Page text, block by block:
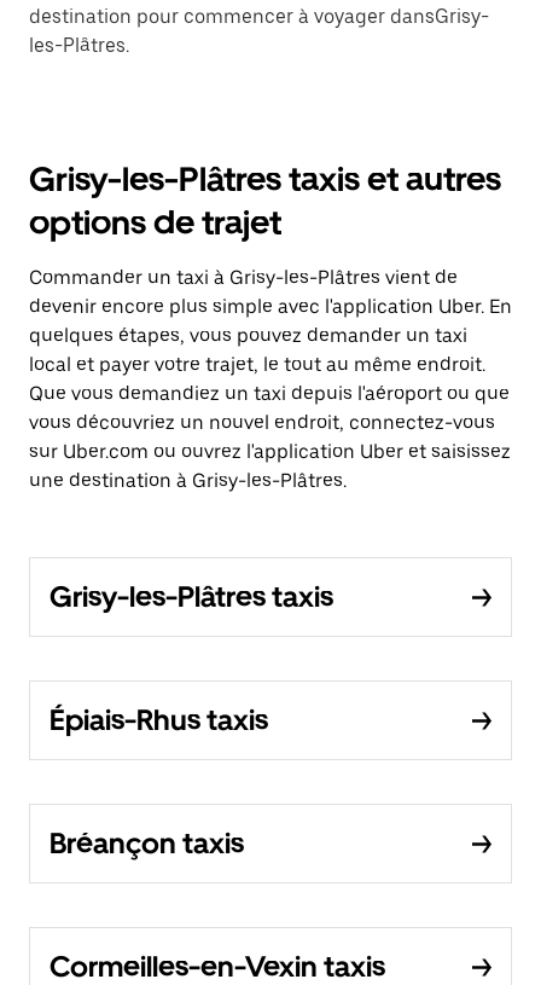
destination pour commencer à voyager dansGrisy-
les-Plâtres.
Grisy-les-Plâtres taxis et autres
options de trajet
Commander un taxi à Grisy-les-Plâtres vient de
devenir encore plus simple avec l'application Uber. En
quelques étapes, vous pouvez demander un taxi
local et payer votre trajet, le tout au même endroit.
Que vous demandiez un taxi depuis l'aéroport ou que
vous découvriez un nouvel endroit, connectez-vous
sur Uber.com ou ouvrez l'application Uber et saisissez
une destination à Grisy-les-Plâtres.
Grisy-les-Plâtres taxis
Épiais-Rhus taxis
Bréançon taxis
Cormeilles-en-Vexin taxis